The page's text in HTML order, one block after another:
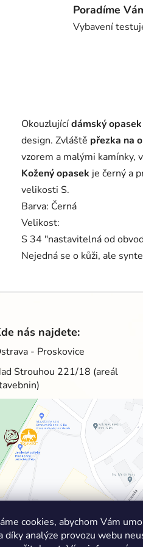
cookies, abychom Vám
díky analýze provozu webu
Poradíme
Vybavení
Okouzlujícídámský opasek
design. Zvláště přezka na
vzorem a malými kamínky,
Kožený opasek je černý a
velikosti S.
Barva: Černá
Velikost:
S 34 "nastavitelná od
Nejedná se o kůži, ale
nás najdete:
- Proskovice
Strouhou 221/18 (areál